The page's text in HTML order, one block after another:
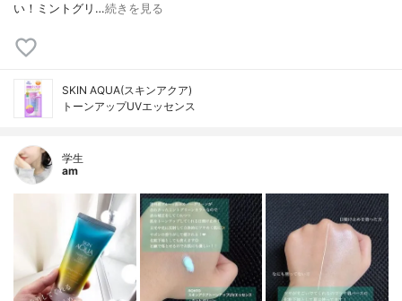
い！ミントグリ…続きを見る
SKIN AQUA(スキンアクア)
トーンアップUVエッセンス
学生
am